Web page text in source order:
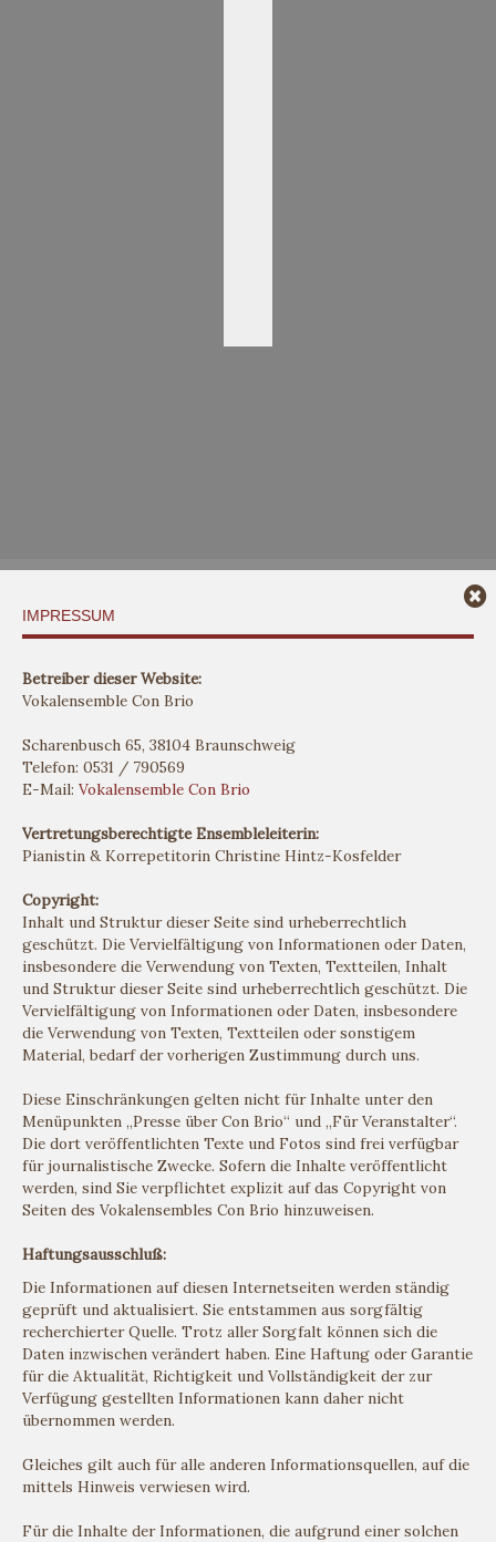
IMPRESSUM
Betreiber dieser Website:
Vokalensemble Con Brio
Scharenbusch 65, 38104 Braunschweig
Telefon: 0531 / 790569
E-Mail: Vokalensemble Con Brio
Vertretungsberechtigte Ensembleleiterin:
Pianistin & Korrepetitorin Christine Hintz-Kosfelder
Copyright:
Inhalt und Struktur dieser Seite sind urheberrechtlich
geschützt. Die Vervielfältigung von Informationen oder Daten,
insbesondere die Verwendung von Texten, Textteilen, Inhalt
und Struktur dieser Seite sind urheberrechtlich geschützt. Die
Vervielfältigung von Informationen oder Daten, insbesondere
die Verwendung von Texten, Textteilen oder sonstigem
Material, bedarf der vorherigen Zustimmung durch uns.
Diese Einschränkungen gelten nicht für Inhalte unter den
Menüpunkten „Presse über Con Brio“ und „Für Veranstalter“.
Die dort veröffentlichten Texte und Fotos sind frei verfügbar
für journalistische Zwecke. Sofern die Inhalte veröffentlicht
werden, sind Sie verpflichtet explizit auf das Copyright von
Seiten des Vokalensembles Con Brio hinzuweisen.
Haftungsausschluß:
Die Informationen auf diesen Internetseiten werden ständig
geprüft und aktualisiert. Sie entstammen aus sorgfältig
recherchierter Quelle. Trotz aller Sorgfalt können sich die
Daten inzwischen verändert haben. Eine Haftung oder Garantie
für die Aktualität, Richtigkeit und Vollständigkeit der zur
Verfügung gestellten Informationen kann daher nicht
übernommen werden.
Gleiches gilt auch für alle anderen Informationsquellen, auf die
mittels Hinweis verwiesen wird.
Für die Inhalte der Informationen, die aufgrund einer solchen